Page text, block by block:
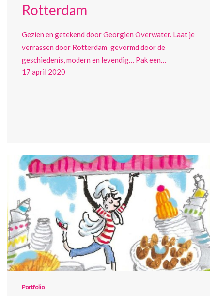
Rotterdam
Gezien en getekend door Georgien Overwater. Laat je
verrassen door Rotterdam: gevormd door de
geschiedenis, modern en levendig… Pak een…
17 april 2020
Portfolio